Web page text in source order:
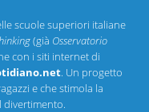
scuole superiori italiane
(già Osservatorio
con i siti internet di
. Un progetto
e che stimola la
divertimento.